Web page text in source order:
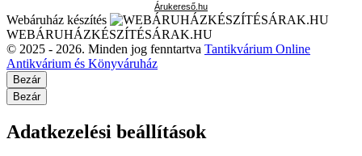
Árukereső.hu
Webáruház készítés
WEBÁRUHÁZKÉSZÍTÉSÁRAK.HU
© 2025 - 2026. Minden jog fenntartva Tantikvárium Online
Antikvárium és Könyváruház
Bezár
Bezár
Adatkezelési beállítások